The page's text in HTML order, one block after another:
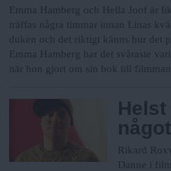
Emma Hamberg och Hella Joof är
träffas några timmar innan Linas
duken och det riktigt känns hur det
Emma Hamberg har det svåraste
när hon gjort om sin bok till
Rikard
Danne i